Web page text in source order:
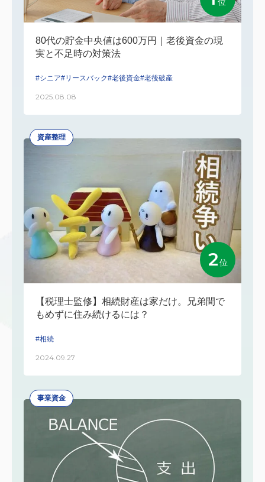
80代の貯金中央値は600万円｜老後資金の現
実と不足時の対策法
#シニア#リースバック#老後資金#老後破産
2025.08.08
資産整理
2位
【税理士監修】相続財産は家だけ。兄弟間で
もめずに住み続けるには？
#相続
2024.09.27
事業資金